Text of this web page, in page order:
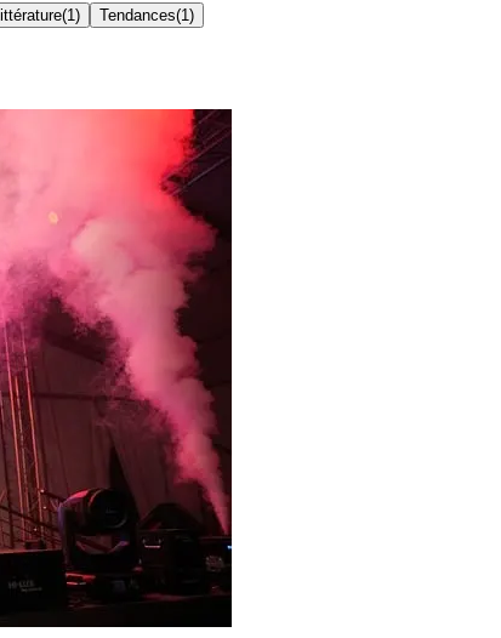
Littérature(1 ) Tendances(1 )